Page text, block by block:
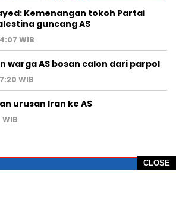
CLOSE
Kemenangan tokoh Partai
guncang AS
WIB
warga AS bosan calon dari parpol
WIB
urusan Iran ke AS